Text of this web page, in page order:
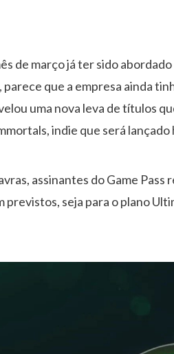
de março já ter sido
, parece que a empresa ainda
uma nova leva de títulos
indie que será lançado
assinantes do Game
previstos, seja para o plano